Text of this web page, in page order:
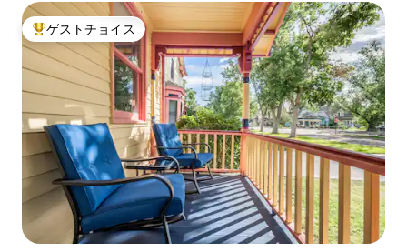
大好評のゲストチョイスです。
ゲストチョイス